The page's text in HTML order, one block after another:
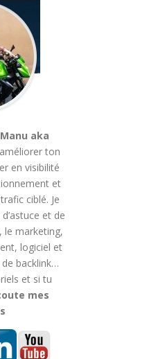
Manu aka
améliorer ton
en visibilité
et
ciblé. Je
et de
le marketing,
logiciel et
de backlink…
et si tu
mes